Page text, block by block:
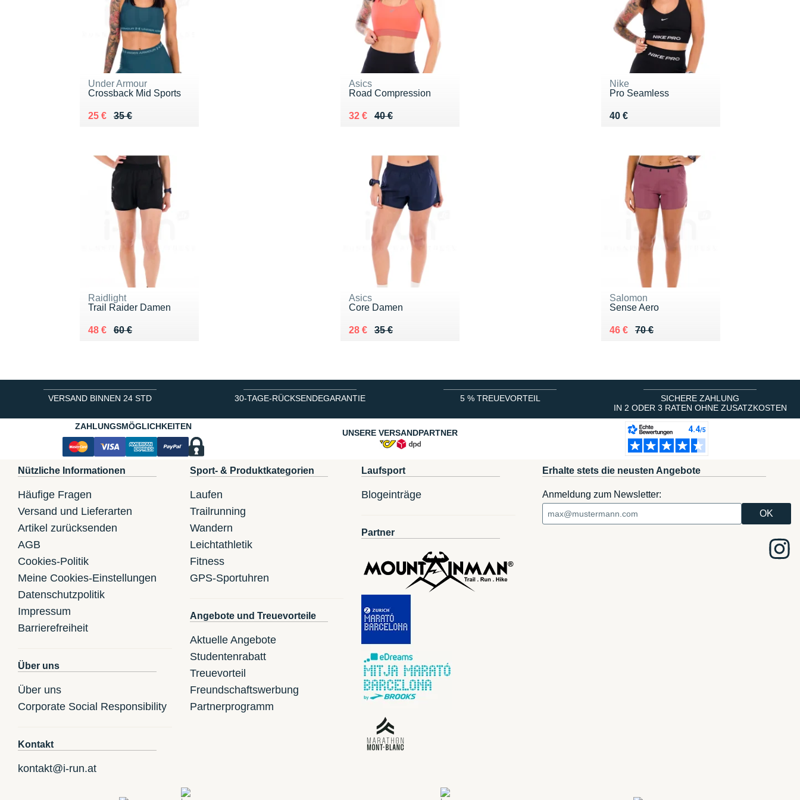
Under Armour
Crossback Mid Sports
35 €
Au lieu de 35 €
25 €
Vendu 25 €
Asics
Road Compression
40 €
Au lieu de 40 €
32 €
Vendu 32 €
Nike
Pro Seamless
40 €
Vendu 40 €
Raidlight
Trail Raider Damen
60 €
Au lieu de 60 €
48 €
Vendu 48 €
Asics
Core Damen
35 €
Au lieu de 35 €
28 €
Vendu 28 €
Salomon
Sense Aero
70 €
Au lieu de 70 €
46 €
Vendu 46 €
VERSAND BINNEN 24 STD 30-TAGE-RÜCKSENDEGARANTIE 5 % TREUEVORTEIL
SICHERE ZAHLUNG
IN 2 ODER 3 RATEN OHNE ZUSATZKOSTEN
ZAHLUNGSMÖGLICHKEITEN
UNSERE VERSANDPARTNER
Nützliche Informationen
Häufige Fragen
Versand und Lieferarten
Artikel zurücksenden
AGB
Cookies-Politik
Meine Cookies-Einstellungen
Datenschutzpolitik
Impressum
Barrierefreiheit
Über uns
Über uns
Corporate Social Responsibility
Kontakt
kontakt@i-run.at
Sport- & Produktkategorien
Laufen
Trailrunning
Wandern
Leichtathletik
Fitness
GPS-Sportuhren
Angebote und Treuevorteile
Aktuelle Angebote
Studentenrabatt
Treuevorteil
Freundschaftswerbung
Partnerprogramm
Laufsport
Blogeinträge
Partner
Erhalte stets die neusten Angebote
Anmeldung zum Newsletter: